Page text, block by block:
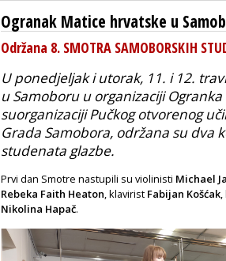
Ogranak Matice hrvatske u
Održana 8. SMOTRA SAMOBORSKIH
U ponedjeljak i utorak, 11. i 12.
u Samoboru u organizaciji
suorganizaciji Pučkog otvorenog
Grada Samobora, održana su dva
studenata glazbe.
Prvi dan Smotre nastupili su violinisti Michael
Rebeka Faith Heaton , klavirist Fabijan Košćak
Nikolina Hapač.